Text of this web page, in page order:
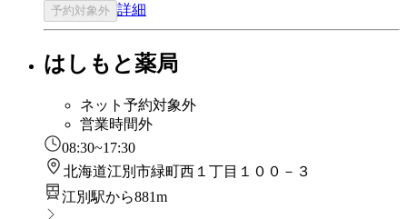
予約対象外 詳細
はしもと薬局
ネット予約対象外
営業時間外
08:30~17:30
北海道江別市緑町西１丁目１００－３
江別駅から881m